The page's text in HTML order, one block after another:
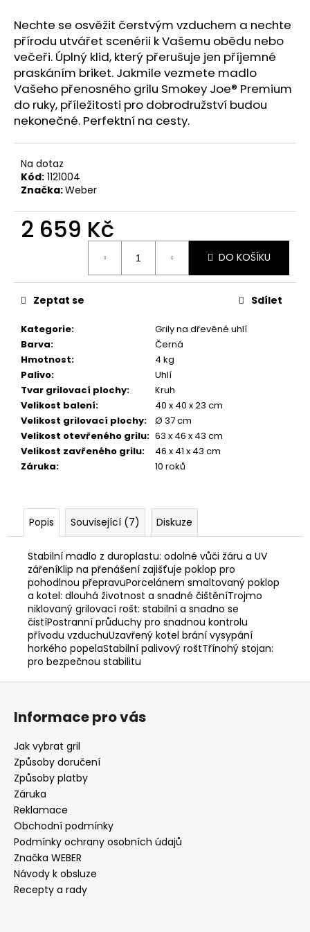
Nechte se osvěžit čerstvým vzduchem a nechte
přírodu utvářet scenérii k Vašemu obědu nebo
večeři. Úplný klid, který přerušuje jen příjemné
praskáním briket. Jakmile vezmete madlo
Vašeho přenosného grilu Smokey Joe® Premium
do ruky, příležitosti pro dobrodružství budou
nekonečné. Perfektní na cesty.
Na dotaz
Kód: 1121004
Značka:Weber
2 659 Kč
DO KOŠÍKU
Kategorie:
Grily na dřevěné uhlí
Barva:
Černá
Hmotnost:
4 kg
Palivo:
Uhlí
Tvar grilovací plochy:
Kruh
Velikost balení:
40 x 40 x 23 cm
Velikost grilovací plochy:
Ø 37 cm
Velikost otevřeného grilu: 63 x 46 x 43 cm
Velikost zavřeného grilu:
46 x 41 x 43 cm
Záruka: 10 roků
Zeptat se Sdílet
Popis Související (7) Diskuze
Stabilní madlo z duroplastu: odolné vůči žáru a UV
zářeníKlip na přenášení zajišťuje poklop pro
pohodlnou přepravuPorcelánem smaltovaný poklop
a kotel: dlouhá životnost a snadné čištěníTrojmo
niklovaný grilovací rošt: stabilní a snadno se
čistíPostranní průduchy pro snadnou kontrolu
přívodu vzduchuUzavřený kotel brání vysypání
horkého popelaStabilní palivový roštTřínohý stojan:
pro bezpečnou stabilitu
u
j
e
m
e
Z
Informace pro vás
Jak vybrat gril
Způsoby doručení
Způsoby platby
Záruka
Reklamace
Obchodní podmínky
Podmínky ochrany osobních údajů
Značka WEBER
Návody k obsluze
Recepty a rady